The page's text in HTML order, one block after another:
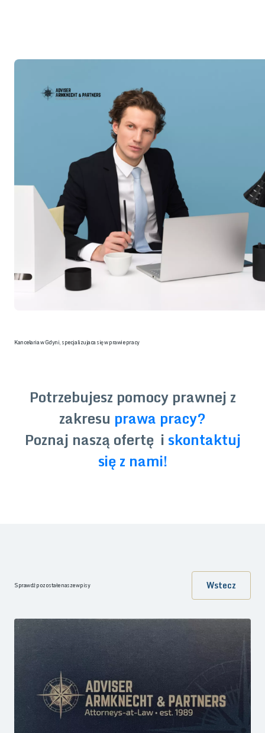
Kancelaria w Gdyni, specjalizujaca się w prawie pracy
Potrzebujesz pomocy prawnej z
zakresu prawa pracy?
Poznaj naszą ofertę i skontaktuj
się z nami!
Sprawdź pozostałe nasze wpisy Wstecz